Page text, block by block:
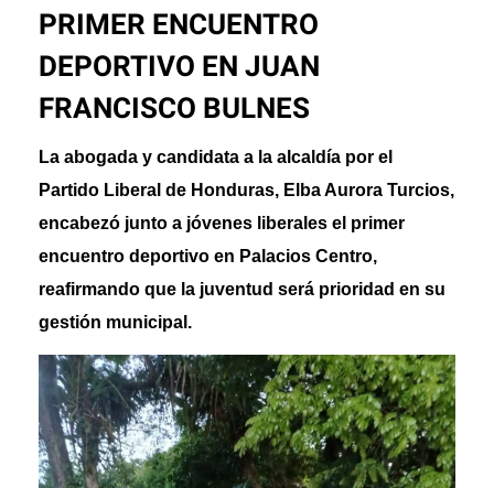
PRIMER ENCUENTRO
DEPORTIVO EN JUAN
FRANCISCO BULNES
La abogada y candidata a la alcaldía por el
Partido Liberal de Honduras, Elba Aurora Turcios,
encabezó junto a jóvenes liberales el primer
encuentro deportivo en Palacios Centro,
reafirmando que la juventud será prioridad en su
gestión municipal.